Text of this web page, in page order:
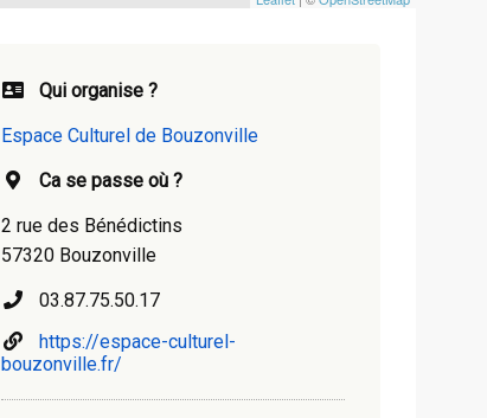
Qui organise ?
Espace Culturel de Bouzonville
Ca se passe où ?
2 rue des Bénédictins
57320 Bouzonville
03.87.75.50.17
https://espace-culturel-
bouzonville.fr/